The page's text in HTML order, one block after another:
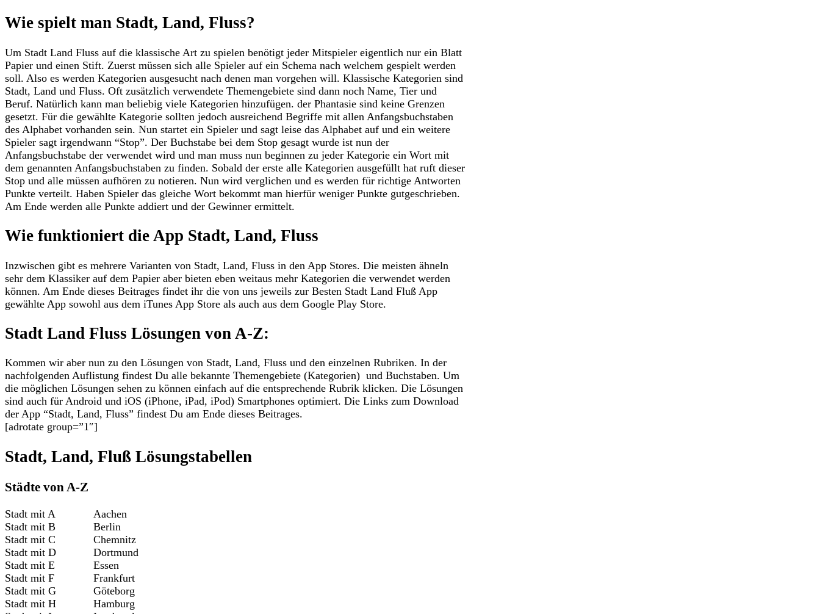
Wie spielt man Stadt, Land, Fluss?
Um Stadt Land Fluss auf die klassische Art zu spielen benötigt jeder Mitspieler eigentlich nur ein Blatt
Papier und einen Stift. Zuerst müssen sich alle Spieler auf ein Schema nach welchem gespielt werden
soll. Also es werden Kategorien ausgesucht nach denen man vorgehen will. Klassische Kategorien sind
Stadt, Land und Fluss. Oft zusätzlich verwendete Themengebiete sind dann noch Name, Tier und
Beruf. Natürlich kann man beliebig viele Kategorien hinzufügen. der Phantasie sind keine Grenzen
gesetzt. Für die gewählte Kategorie sollten jedoch ausreichend Begriffe mit allen Anfangsbuchstaben
des Alphabet vorhanden sein. Nun startet ein Spieler und sagt leise das Alphabet auf und ein weitere
Spieler sagt irgendwann “Stop”. Der Buchstabe bei dem Stop gesagt wurde ist nun der
Anfangsbuchstabe der verwendet wird und man muss nun beginnen zu jeder Kategorie ein Wort mit
dem genannten Anfangsbuchstaben zu finden. Sobald der erste alle Kategorien ausgefüllt hat ruft dieser
Stop und alle müssen aufhören zu notieren. Nun wird verglichen und es werden für richtige Antworten
Punkte verteilt. Haben Spieler das gleiche Wort bekommt man hierfür weniger Punkte gutgeschrieben.
Am Ende werden alle Punkte addiert und der Gewinner ermittelt.
Wie funktioniert die App Stadt, Land, Fluss
Inzwischen gibt es mehrere Varianten von Stadt, Land, Fluss in den App Stores. Die meisten ähneln
sehr dem Klassiker auf dem Papier aber bieten eben weitaus mehr Kategorien die verwendet werden
können. Am Ende dieses Beitrages findet ihr die von uns jeweils zur Besten Stadt Land Fluß App
gewählte App sowohl aus dem iTunes App Store als auch aus dem Google Play Store.
Stadt Land Fluss Lösungen von A-Z:
Kommen wir aber nun zu den Lösungen von Stadt, Land, Fluss und den einzelnen Rubriken. In der
nachfolgenden Auflistung findest Du alle bekannte Themengebiete (Kategorien) und Buchstaben. Um
die möglichen Lösungen sehen zu können einfach auf die entsprechende Rubrik klicken. Die Lösungen
sind auch für Android und iOS (iPhone, iPad, iPod) Smartphones optimiert. Die Links zum Download
der App “Stadt, Land, Fluss” findest Du am Ende dieses Beitrages.
[adrotate group=”1″]
Stadt, Land, Fluß Lösungstabellen
Städte von A-Z
Stadt mit A
Aachen
Stadt mit B
Berlin
Stadt mit C
Chemnitz
Stadt mit D
Dortmund
Stadt mit E
Essen
Stadt mit F
Frankfurt
Stadt mit G
Göteborg
Stadt mit H
Hamburg